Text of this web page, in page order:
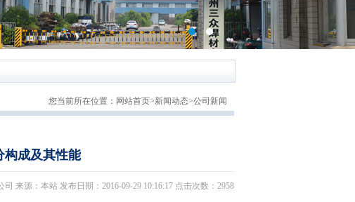
您当前所在位置： 网站首页>新闻动态>公司新闻
构成及其性能
来源：本站 发布日期：2016-09-29 10:16:17 点击次数：2958